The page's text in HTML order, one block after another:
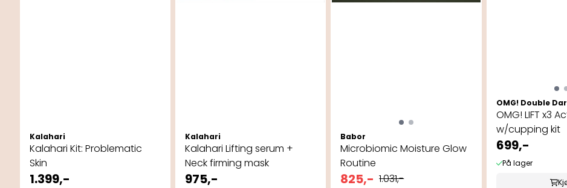
Kalahari
Kalahari Kit: Problematic
Skin
1.399,-
Kalahari
Kalahari Lifting serum +
Neck firming mask
975,-
Babor
Microbiomic Moisture Glow
Routine
825,- 1.031,-
OMG! Double
OMG! LIFT x3
w/cupping kit
699,-
På lager